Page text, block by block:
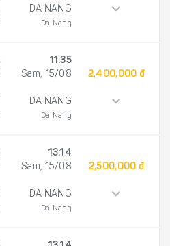
DA NANG
Da Nang
11:35
Sam, 15/08
DA NANG
Da Nang
2,400,000 đ
13:14
Sam, 15/08
DA NANG
Da Nang
2,500,000 đ